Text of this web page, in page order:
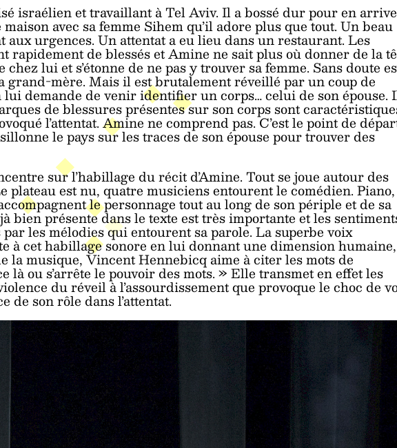
israélien et travaillant à Tel Aviv. Il a bossé dur pour en
avec sa femme Sihem qu’il adore plus que tout. Un beau
aux urgences. Un attentat a eu lieu dans un restaurant. Les
rapidement de blessés et Amine ne sait plus où donner de la
lui et s’étonne de ne pas y trouver sa femme. Sans doute
grand-mère. Mais il est brutalement réveillé par un coup de
demande de venir identifier un corps… celui de son épouse.
de blessures présentes sur son corps sont
l’attentat. Amine ne comprend pas. C’est le point de
le pays sur les traces de son épouse pour trouver des
sur l’habillage du récit d’Amine. Tout se joue autour des
plateau est nu, quatre musiciens entourent le comédien. Piano,
le personnage tout au long de son périple et de sa
bien présente dans le texte est très importante et les
les mélodies qui entourent sa parole. La superbe voix
à cet habillage sonore en lui donnant une dimension humaine,
la musique, Vincent Hennebicq aime à citer les mots de
là ou s’arrête le pouvoir des mots. » Elle transmet en effet les
du réveil à l’assourdissement que provoque le choc de
de son rôle dans l’attentat.